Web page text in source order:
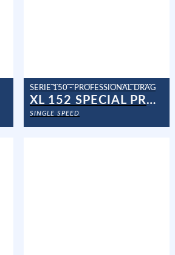
SERIE 150 - PROFESSIONAL DRAG
XL 152 SPECIAL PROF. CAN.
SINGLE SPEED